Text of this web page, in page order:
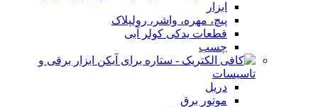
ابزار
پیچ، مهره، واشر، رولپلاک
قطعات یدکی کولر آبی
چسب
ابزار برقی و
تاسیسات
دریل
موتور برق